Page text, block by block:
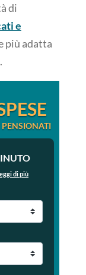
di
e
più adatta
PENSIONATI
di più